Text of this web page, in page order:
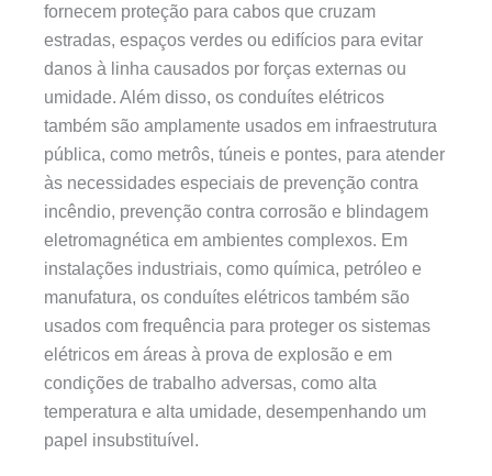
fornecem proteção para cabos que cruzam
estradas, espaços verdes ou edifícios para evitar
danos à linha causados por forças externas ou
umidade. Além disso, os conduítes elétricos
também são amplamente usados em infraestrutura
pública, como metrôs, túneis e pontes, para atender
às necessidades especiais de prevenção contra
incêndio, prevenção contra corrosão e blindagem
eletromagnética em ambientes complexos. Em
instalações industriais, como química, petróleo e
manufatura, os conduítes elétricos também são
usados com frequência para proteger os sistemas
elétricos em áreas à prova de explosão e em
condições de trabalho adversas, como alta
temperatura e alta umidade, desempenhando um
papel insubstituível.